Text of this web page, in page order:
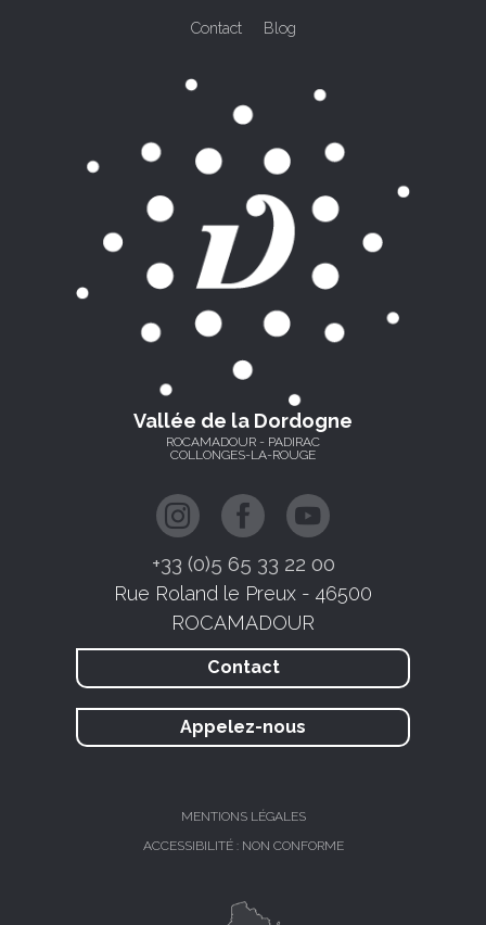
Contact Blog
Vallée de la Dordogne
ROCAMADOUR - PADIRAC
COLLONGES-LA-ROUGE
+33 (0)5 65 33 22 00
Rue Roland le Preux - 46500
ROCAMADOUR
Contact
Appelez-nous
MENTIONS LÉGALES
ACCESSIBILITÉ : NON CONFORME